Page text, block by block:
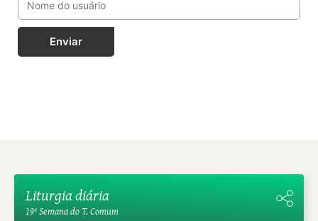
Enviar
Liturgia diária
19ª Semana do T. Comum